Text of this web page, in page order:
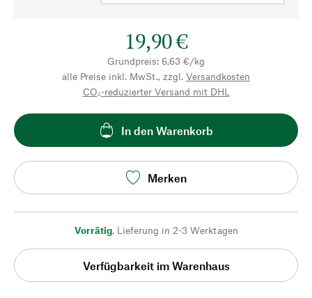
19,90 €
Grundpreis: 6,63 €/kg
alle Preise inkl. MwSt., zzgl. Versandkosten
CO₂-reduzierter Versand mit DHL
In den Warenkorb
Merken
Vorrätig, Lieferung in 2-3 Werktagen
Verfügbarkeit im Warenhaus